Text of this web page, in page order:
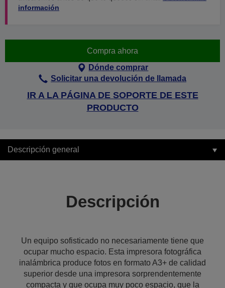
información
Compra ahora
Dónde comprar
Solicitar una devolución de llamada
IR A LA PÁGINA DE SOPORTE DE ESTE
PRODUCTO
Descripción general
Descripción
Un equipo sofisticado no necesariamente tiene que
ocupar mucho espacio. Esta impresora fotográfica
inalámbrica produce fotos en formato A3+ de calidad
superior desde una impresora sorprendentemente
compacta y que ocupa muy poco espacio, que la